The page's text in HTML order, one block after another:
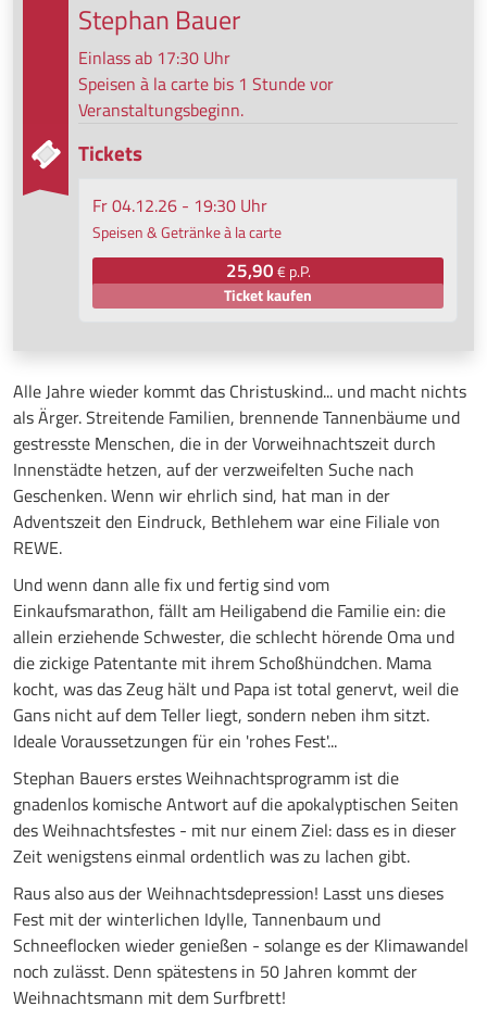
Alle Jahre wieder kommt das Christuskind... und macht nichts
als Ärger. Streitende Familien, brennende Tannenbäume und
gestresste Menschen, die in der Vorweihnachtszeit durch
Innenstädte hetzen, auf der verzweifelten Suche nach
Geschenken. Wenn wir ehrlich sind, hat man in der
Adventszeit den Eindruck, Bethlehem war eine Filiale von
REWE.
Und wenn dann alle fix und fertig sind vom
Einkaufsmarathon, fällt am Heiligabend die Familie ein: die
allein erziehende Schwester, die schlecht hörende Oma und
die zickige Patentante mit ihrem Schoßhündchen. Mama
kocht, was das Zeug hält und Papa ist total genervt, weil die
Gans nicht auf dem Teller liegt, sondern neben ihm sitzt.
Ideale Voraussetzungen für ein 'rohes Fest'...
Stephan Bauers erstes Weihnachtsprogramm ist die
gnadenlos komische Antwort auf die apokalyptischen Seiten
des Weihnachtsfestes - mit nur einem Ziel: dass es in dieser
Zeit wenigstens einmal ordentlich was zu lachen gibt.
Raus also aus der Weihnachtsdepression! Lasst uns dieses
Fest mit der winterlichen Idylle, Tannenbaum und
Schneeflocken wieder genießen - solange es der Klimawandel
noch zulässt. Denn spätestens in 50 Jahren kommt der
Weihnachtsmann mit dem Surfbrett!
Stephan Bauer
Einlass ab 17:30 Uhr
Speisen à la carte bis 1 Stunde vor
Veranstaltungsbeginn.
Tickets
Fr 04.12.26 - 19:30 Uhr
Speisen & Getränke à la carte
25,90€ p.P.
Ticket kaufen